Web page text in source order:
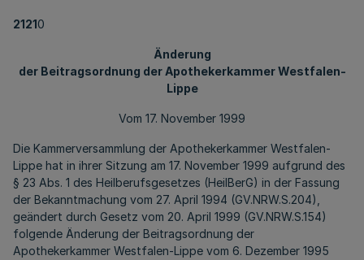
21210
Änderung
der Beitragsordnung der Apothekerkammer Westfalen-
Lippe
Vom 17. November 1999
Die Kammerversammlung der Apothekerkammer Westfalen-
Lippe hat in ihrer Sitzung am 17. November 1999 aufgrund des
§ 23 Abs. 1 des Heilberufsgesetzes (HeilBerG) in der Fassung
der Bekanntmachung vom 27. April 1994 (GV.NRW.S.204),
geändert durch Gesetz vom 20. April 1999 (GV.NRW.S.154)
folgende Änderung der Beitragsordnung der
Apothekerkammer Westfalen-Lippe vom 6. Dezember 1995